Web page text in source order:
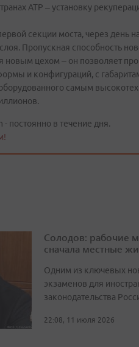
АТР – установку
секции моста, через день
Пропускная способность
новым цехом – он позволяет
и конфигураций, с
самым
постоянно в течение дня.
Солодов: рабочие
сначала местные
Одним из ключевых
экзаменов для
законодательства
22:08, 11 июля 2026